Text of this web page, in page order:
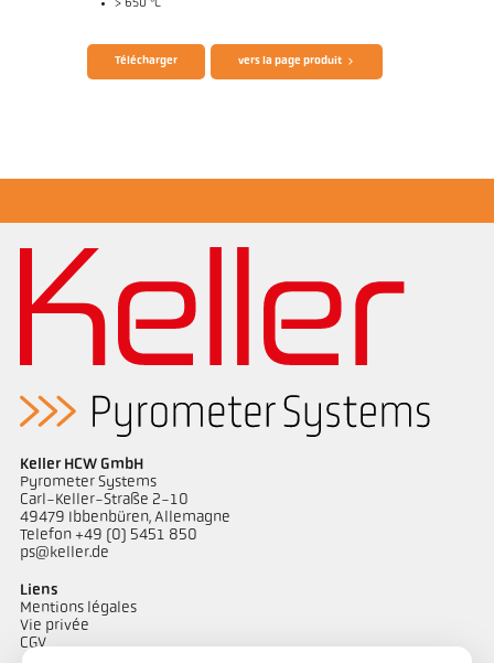
> 650 °C
Dessin PA 40-K011
Télécharger vers la page produit
Keller HCW GmbH
Pyrometer Systems
Carl-Keller-Straße 2-10
49479 Ibbenbüren, Allemagne
Telefon +49 (0) 5451 850
ps@keller.de
Liens
Mentions légales
Vie privée
CGV